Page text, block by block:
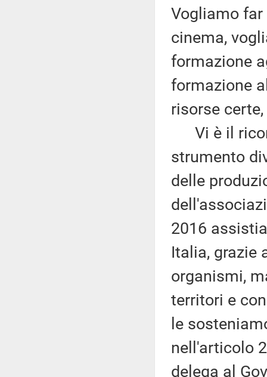
Vogliamo
cinema,
formazione
formazione
risorse
Vi è il
strumento
delle
2016
Italia, grazie
organismi,
territori e
le
nell'articolo
delega al